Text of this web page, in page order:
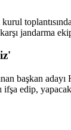
jandarma
başkan
ifşa edip,